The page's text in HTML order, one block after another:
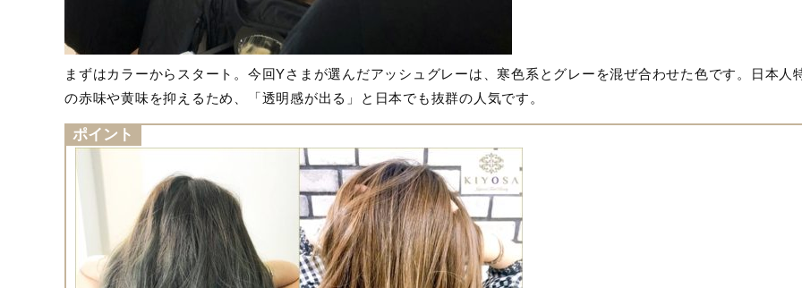
まずはカラーからスタート。今回Yさまが選んだアッシュグレーは、寒色系とグレーを混ぜ合わせた色です。日本人
の赤味や黄味を抑えるため、「透明感が出る」と日本でも抜群の人気です。
ポイント